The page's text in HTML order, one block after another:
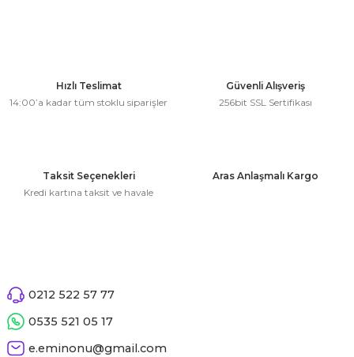
Ürün açıklamasında eksik bilgiler bulunuyor.
Ürün bilgilerinde hatalar bulunuyor.
Stokta Yok
Hızlı Teslimat
14:00’a kadar tüm stoklu siparişler
Güvenli Alışveriş
256bit SSL Sertifikası
Taksit Seçenekleri
Kredi kartına taksit ve havale
Aras Anlaşmalı Kargo
0212 522 57 77
0535 521 05 17
e.eminonu@gmail.com